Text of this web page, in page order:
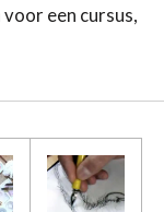
een cursus,